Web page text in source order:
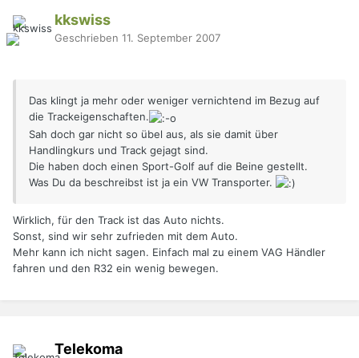
kkswiss
Geschrieben 11. September 2007
Das klingt ja mehr oder weniger vernichtend im Bezug auf
die Trackeigenschaften.
Sah doch gar nicht so übel aus, als sie damit über
Handlingkurs und Track gejagt sind.
Die haben doch einen Sport-Golf auf die Beine gestellt.
Was Du da beschreibst ist ja ein VW Transporter.
Wirklich, für den Track ist das Auto nichts.
Sonst, sind wir sehr zufrieden mit dem Auto.
Mehr kann ich nicht sagen. Einfach mal zu einem VAG Händler
fahren und den R32 ein wenig bewegen.
Telekoma